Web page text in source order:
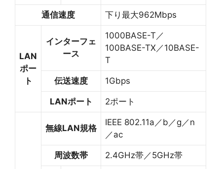
通信速度 下り最大962Mbps
LAN
ポー
ト
インターフェ
ース
1000BASE-T／
100BASE-TX／10BASE-
T
伝送速度 1Gbps
LANポート 2ポート
無線LAN規格
IEEE 802.11a／b／g／n
／ac
周波数帯 2.4GHz帯／5GHz帯